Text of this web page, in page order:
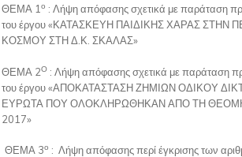
ΘΕΜΑ 1ο : Λήψη απόφασης σχετικά με παράταση
του έργου «ΚΑΤΑΣΚΕΥΗ ΠΑΙΔΙΚΗΣ ΧΑΡΑΣ ΣΤΗΝ
ΚΟΣΜΟΥ ΣΤΗ Δ.Κ. ΣΚΑΛΑΣ»
ΘΕΜΑ 2Ο : Λήψη απόφασης σχετικά με παράταση
του έργου «ΑΠΟΚΑΤΑΣΤΑΣΗ ΖΗΜΙΩΝ ΟΔΙΚΟΥ
ΕΥΡΩΤΑ ΠΟΥ ΟΛΟΚΛΗΡΩΘΗΚΑΝ ΑΠΟ ΤΗ
2017»
ΘΕΜΑ 3ο : Λήψη απόφασης περί έγκρισης των